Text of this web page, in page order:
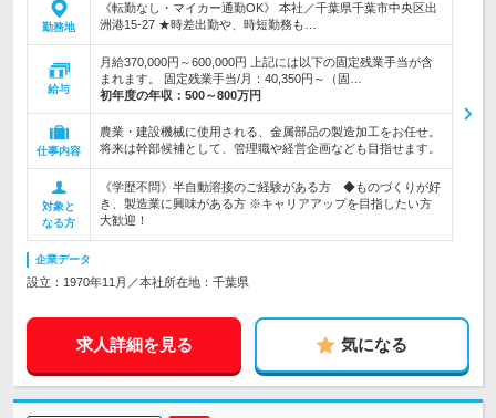
勤務地
《転勤なし・マイカー通勤OK》 本社／千葉県千葉市中央区出
洲港15-27 ★時差出勤や、時短勤務も…
給与
月給370,000円～600,000円 上記には以下の固定残業手当が含
まれます。 固定残業手当/月：40,350円～（固…
初年度の年収： 500～800万円
仕事内容
農業・建設機械に使用される、金属部品の製造加工をお任せ。
将来は幹部候補として、管理職や経営企画なども目指せます。
対象と
なる方
《学歴不問》半自動溶接のご経験がある方 ◆ものづくりが好
き、製造業に興味がある方 ※キャリアアップを目指したい方
大歓迎！
企業データ
設立：1970年11月／本社所在地：千葉県
求人詳細を見る 気になる